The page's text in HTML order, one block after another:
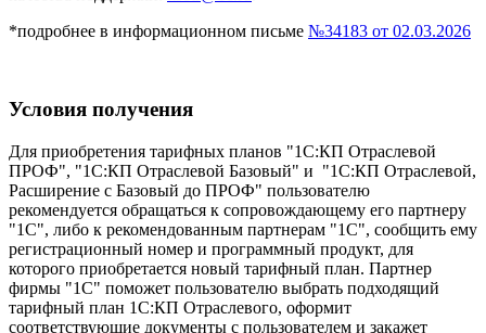
*подробнее в информационном письме №34183 от 02.03.2026
Условия получения
Для приобретения тарифных планов "1С:КП Отраслевой
ПРОФ", "1С:КП Отраслевой Базовый" и "1С:КП Отраслевой,
Расширение с Базовый до ПРОФ" пользователю
рекомендуется обращаться к сопровождающему его партнеру
"1С", либо к рекомендованным партнерам "1С", сообщить ему
регистрационный номер и программный продукт, для
которого приобретается новый тарифный план. Партнер
фирмы "1С" поможет пользователю выбрать подходящий
тарифный план 1С:КП Отраслевого, оформит
соответствующие документы с пользователем и закажет